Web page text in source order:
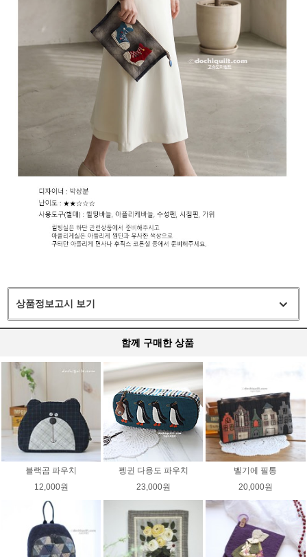
상품정보고시 보기
함께 구매한 상품
블랙곰 파우치
12,000원
펭귄 다용도 파우치
23,000원
벨기에 필통
20,000원